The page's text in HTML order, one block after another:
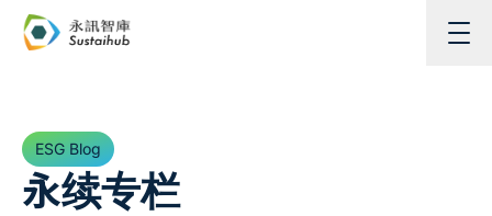
跳至主内容
ESG Blog
永续专栏